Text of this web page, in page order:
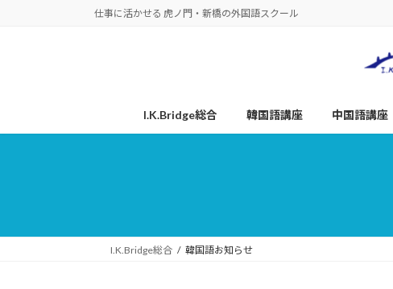
仕事に活かせる 虎ノ門・新橋の外国語スクール
I.K.Bridge総合 韓国語講座 中国語講座
I.K.Bridge総合 韓国語お知らせ